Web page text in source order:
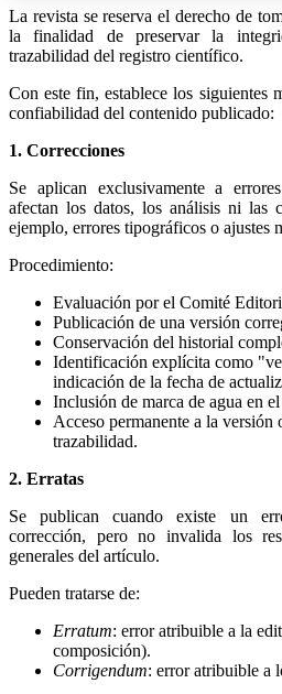
La revista se reserva el derecho de
la finalidad de preservar la
trazabilidad del registro científico.
Con este fin, establece los siguientes
confiabilidad del contenido publicado:
1. Correcciones
Se aplican exclusivamente a
afectan los datos, los análisis ni las
ejemplo, errores tipográficos o ajustes
Procedimiento:
Evaluación por el Comité
Publicación de una versión
Conservación del historial
Identificación explícita como
indicación de la fecha de
Inclusión de marca de agua en
Acceso permanente a la versión
trazabilidad.
2. Erratas
Se publican cuando existe un
corrección, pero no invalida los
generales del artículo.
Pueden tratarse de:
Erratum: error atribuible a la
composición).
Corrigendum: error atribuible a